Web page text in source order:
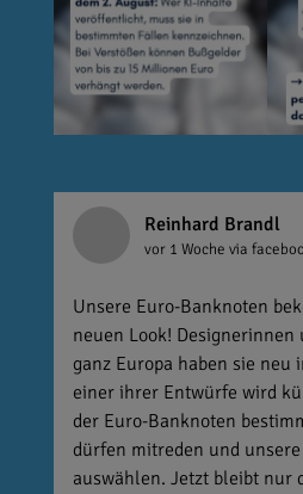
Reinhard Brandl
vor 1 Woche via
Unsere Euro-Banknoten
neuen Look! Designerinnen
ganz Europa haben sie
einer ihrer Entwürfe wird
der Euro-Banknoten
dürfen mitreden und
auswählen. Jetzt bleibt nur